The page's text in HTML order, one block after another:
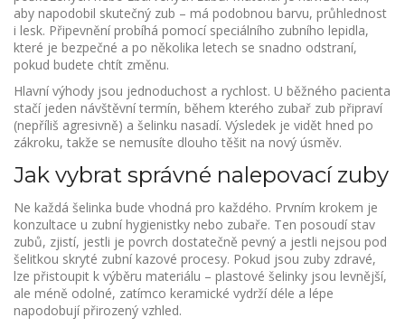
aby napodobil skutečný zub – má podobnou barvu, průhlednost
i lesk. Připevnění probíhá pomocí speciálního zubního lepidla,
které je bezpečné a po několika letech se snadno odstraní,
pokud budete chtít změnu.
Hlavní výhody jsou jednoduchost a rychlost. U běžného pacienta
stačí jeden návštěvní termín, během kterého zubař zub připraví
(nepříliš agresivně) a šelinku nasadí. Výsledek je vidět hned po
zákroku, takže se nemusíte dlouho těšit na nový úsměv.
Jak vybrat správné nalepovací zuby
Ne každá šelinka bude vhodná pro každého. Prvním krokem je
konzultace u zubní hygienistky nebo zubaře. Ten posoudí stav
zubů, zjistí, jestli je povrch dostatečně pevný a jestli nejsou pod
šelitkou skryté zubní kazové procesy. Pokud jsou zuby zdravé,
lze přistoupit k výběru materiálu – plastové šelinky jsou levnější,
ale méně odolné, zatímco keramické vydrží déle a lépe
napodobují přirozený vzhled.